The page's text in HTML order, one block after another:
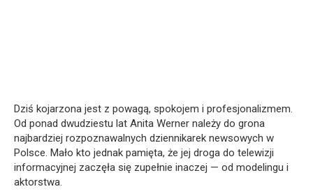
Dziś kojarzona jest z powagą, spokojem i profesjonalizmem.
Od ponad dwudziestu lat Anita Werner należy do grona
najbardziej rozpoznawalnych dziennikarek newsowych w
Polsce. Mało kto jednak pamięta, że jej droga do telewizji
informacyjnej zaczęła się zupełnie inaczej — od modelingu i
aktorstwa.